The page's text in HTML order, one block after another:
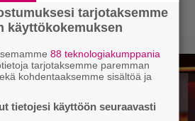
tarjotaksemme
käyttökokemuksen
88 teknologiakumppania
tarjotaksemme paremman
kohdentaaksemme sisältöä ja
tietojesi käyttöön seuraavasti